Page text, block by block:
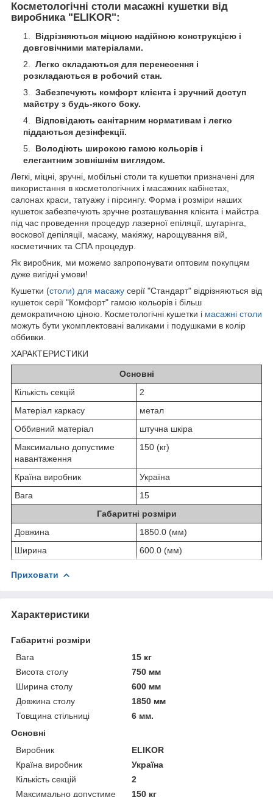
Косметологічні столи масажні кушетки від
виробника "ELIKOR":
Відрізняються міцною надійною конструкцією і
довговічними матеріалами.
Легко складаються для перенесення і
розкладаються в робочий стан.
Забезпечують комфорт клієнта і зручний доступ
майстру з будь-якого боку.
Відповідають санітарним нормативам і легко
піддаються дезінфекції.
Володіють широкою гамою кольорів і
елегантним зовнішнім виглядом.
Легкі, міцні, зручні, мобільні столи та кушетки призначені для
використання в косметологічних і масажних кабінетах,
салонах краси, татуажу і пірсингу. Форма і розміри наших
кушеток забезпечують зручне розташування клієнта і майстра
під час проведення процедур лазерної епіляції, шугарінга,
воскової депіляції, масажу, макіяжу, нарощування вій,
косметичних та СПА процедур.
Як виробник, ми можемо запропонувати оптовим покупцям
дуже вигідні умови!
Кушетки (столи) для масажу серії "Стандарт" відрізняються від
кушеток серії "Комфорт" гамою кольорів і більш
демократичною ціною. Косметологічні кушетки і масажні столи
можуть бути укомплектовані валиками і подушками в колір
оббивки.
ХАРАКТЕРИСТИКИ
Основні
Кількість секцій
2
Матеріал каркасу
метал
Оббивний матеріал
штучна шкіра
Максимально допустиме
навантаження
150 (кг)
Країна виробник
Україна
Вага
15
Габаритні розміри
Довжина
1850.0 (мм)
Ширина
600.0 (мм)
Приховати
Характеристики
Габаритні розміри
Вага
15 кг
Висота столу
750 мм
Ширина столу
600 мм
Довжина столу
1850 мм
Товщина стільниці
6 мм.
Основні
Виробник
ELIKOR
Країна виробник
Україна
Кількість секцій
2
Максимально допустиме
150 кг